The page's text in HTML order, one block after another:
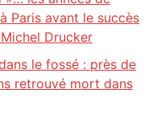
Paris avant le succès
Drucker
le fossé : près de
retrouvé mort dans